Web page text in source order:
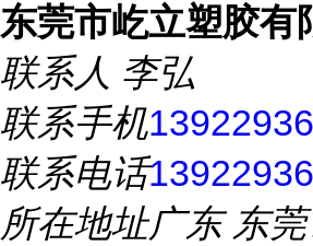
东莞市屹立塑胶有
联系人 李弘
联系手机
联系电话
所在地址广东 东